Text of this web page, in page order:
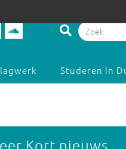
Studeren in
Kort nieuws